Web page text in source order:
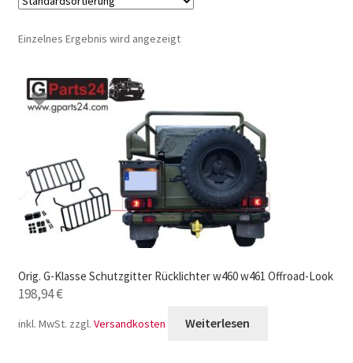
Einzelnes Ergebnis wird angezeigt
Orig. G-Klasse Schutzgitter Rücklichter w460 w461 Offroad-Look
198,94€
inkl. MwSt. zzgl. Versandkosten Weiterlesen